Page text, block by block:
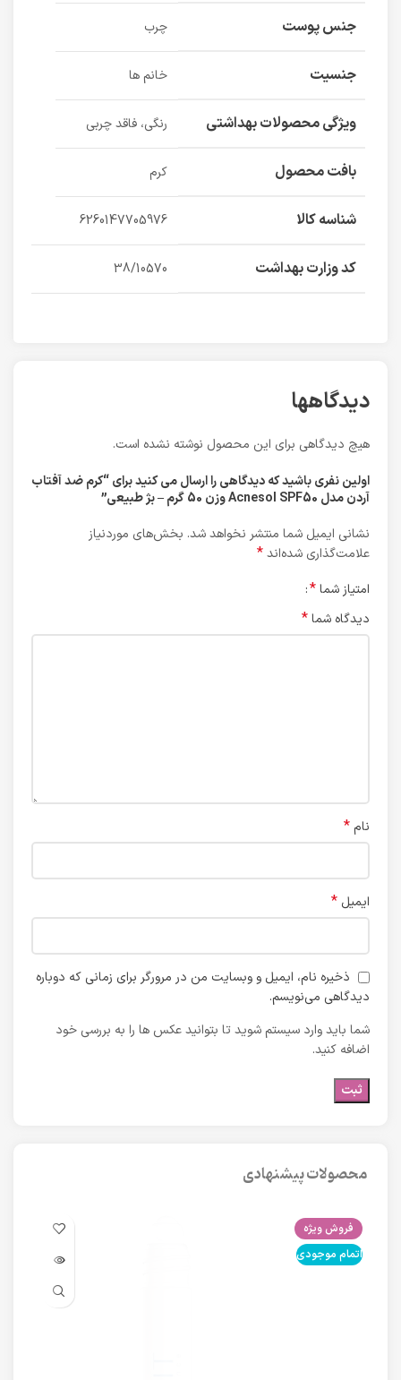
جنس پوست چرب
جنسیت خانم ها
ویژگی محصولات بهداشتی رنگی، فاقد چربی
بافت محصول کرم
شناسه کالا 6260147705976
کد وزارت بهداشت 38/10570
دیدگاهها
هیچ دیدگاهی برای این محصول نوشته نشده است.
اولین نفری باشید که دیدگاهی را ارسال می کنید برای “کرم ضد آفتاب
آردن مدل Acnesol SPF50 وزن 50 گرم – بژ طبیعی”
نشانی ایمیل شما منتشر نخواهد شد. بخش‌های موردنیاز
علامت‌گذاری شده‌اند*
امتیاز شما*
دیدگاه شما*
نام *
ایمیل *
ذخیره نام، ایمیل و وبسایت من در مرورگر برای زمانی که دوباره
دیدگاهی می‌نویسم.
شما باید وارد سیستم شوید تا بتوانید عکس ها را به بررسی خود
اضافه کنید.
محصولات پیشنهادی
فروش ویژه
اتمام موجودی